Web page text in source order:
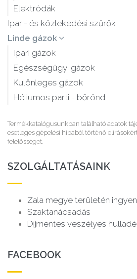
Elektródák
Ipari- és közlekedési szűrők
Linde gázok
Ipari gázok
Egészségügyi gázok
Különleges gázok
Héliumos parti - bőrönd
Termékkatalógusunkban található adatok
esetleges gépelési hibából történő
felelősséget.
SZOLGÁLTATÁSAINK
Zala megye területén
Szaktanácsadás
Díjmentes veszélyes
FACEBOOK